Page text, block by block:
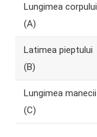
Lungimea corpului
(A)
Latimea pieptului
(B)
Lungimea manecii
(C)